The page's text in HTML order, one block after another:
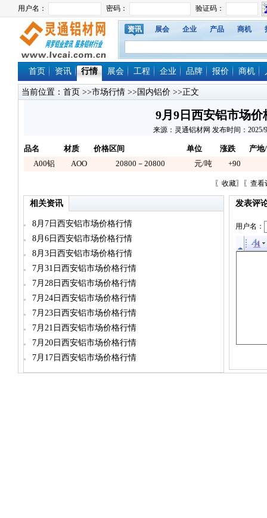
资讯 展会 企业 产品 商机
首页 资讯 行情 展会 工程 企业 品牌 报价 商机
当前位置： 首页 >>市场行情 >>国内铝价 >>正文
9月9日西安铝市场价
来源：灵通铝材网 发布时间：2025/
品名 材质 价格区间 单位 涨跌
产地
A00铝
AOO 20800－20800 元/吨 +90
〖 收藏〗〖 查看
相关资讯
8月7日西安铝市场价格行情
8月6日西安铝市场价格行情
8月3日西安铝市场价格行情
7月31日西安铝市场价格行情
7月28日西安铝市场价格行情
7月24日西安铝市场价格行情
7月23日西安铝市场价格行情
7月21日西安铝市场价格行情
7月20日西安铝市场价格行情
7月17日西安铝市场价格行情
发表评
用户名：